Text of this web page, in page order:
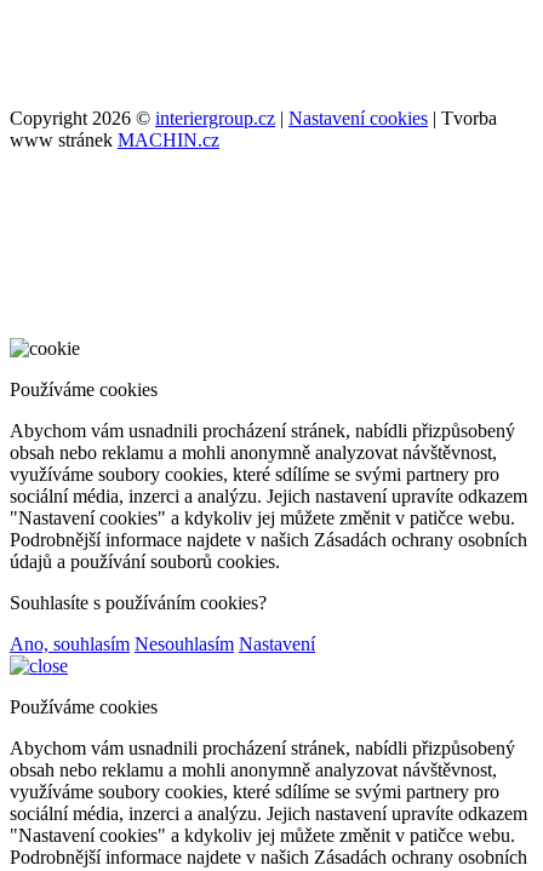
Copyright 2026 © interiergroup.cz | Nastavení cookies | Tvorba
www stránek MACHIN.cz
Používáme cookies
Abychom vám usnadnili procházení stránek, nabídli přizpůsobený
obsah nebo reklamu a mohli anonymně analyzovat návštěvnost,
využíváme soubory cookies, které sdílíme se svými partnery pro
sociální média, inzerci a analýzu. Jejich nastavení upravíte odkazem
"Nastavení cookies" a kdykoliv jej můžete změnit v patičce webu.
Podrobnější informace najdete v našich Zásadách ochrany osobních
údajů a používání souborů cookies.
Souhlasíte s používáním cookies?
Ano, souhlasím Nesouhlasím Nastavení
Používáme cookies
Abychom vám usnadnili procházení stránek, nabídli přizpůsobený
obsah nebo reklamu a mohli anonymně analyzovat návštěvnost,
využíváme soubory cookies, které sdílíme se svými partnery pro
sociální média, inzerci a analýzu. Jejich nastavení upravíte odkazem
"Nastavení cookies" a kdykoliv jej můžete změnit v patičce webu.
Podrobnější informace najdete v našich Zásadách ochrany osobních